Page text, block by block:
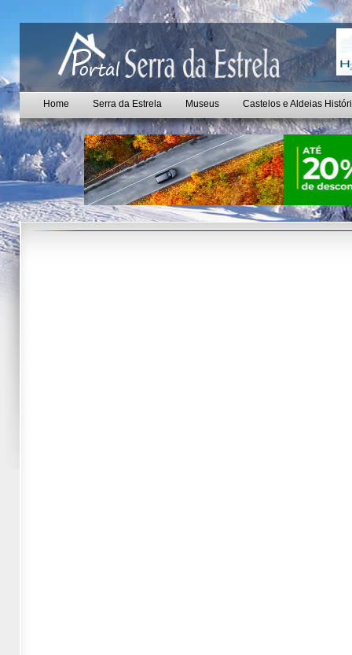
Home Serra da Estrela Museus Castelos e Aldeias